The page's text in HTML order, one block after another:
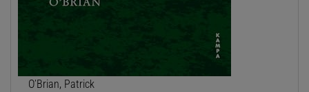
O’Brian, Patrick